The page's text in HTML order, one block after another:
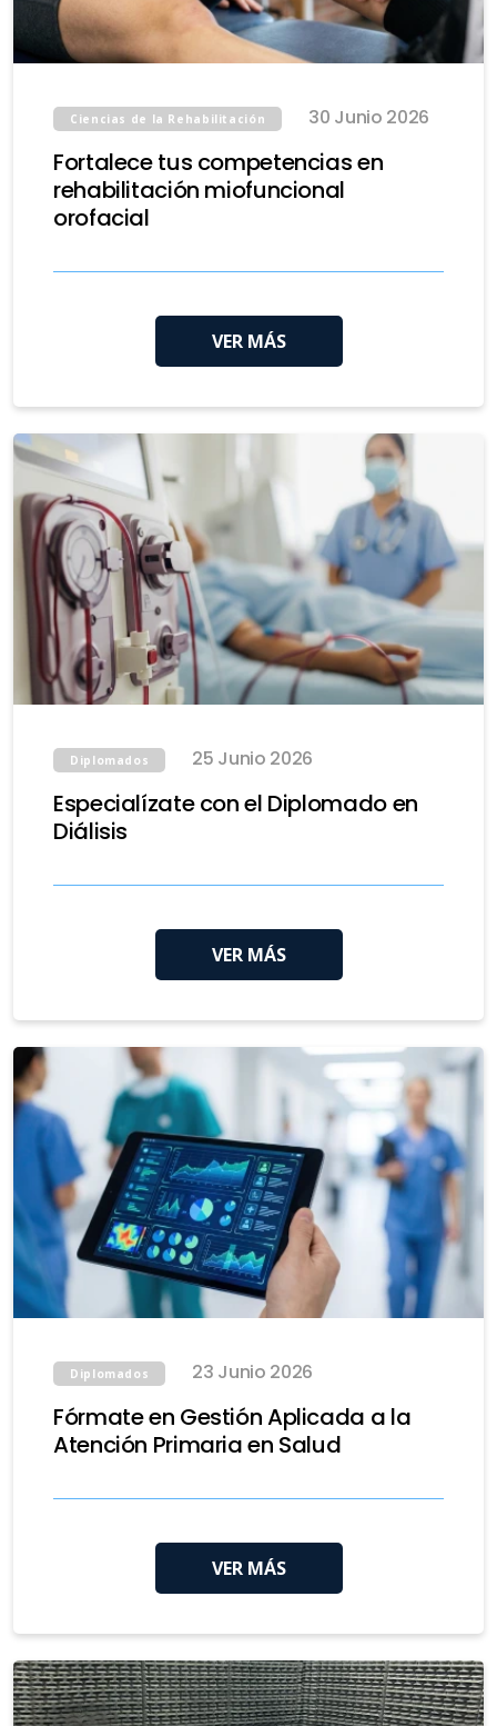
Ciencias de la Rehabilitación 30 Junio 2026
Fortalece tus competencias en
rehabilitación miofuncional
orofacial
VER MÁS
Diplomados 25 Junio 2026
Especialízate con el Diplomado en
Diálisis
VER MÁS
Diplomados 23 Junio 2026
Fórmate en Gestión Aplicada a la
Atención Primaria en Salud
VER MÁS